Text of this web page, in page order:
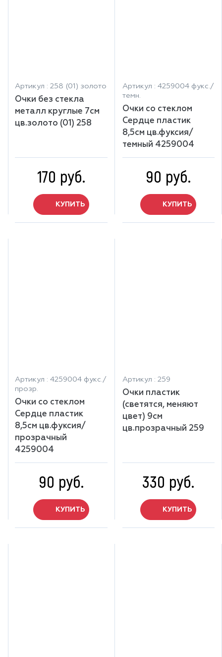
Артикул : 258 (01) золото
Очки без стекла
металл круглые 7см
цв.золото (01) 258
170 руб.
КУПИТЬ
Артикул : 4259004 фукс./
темн.
Очки со стеклом
Сердце пластик
8,5см цв.фуксия/
темный 4259004
90 руб.
КУПИТЬ
Артикул : 4259004 фукс./
прозр.
Очки со стеклом
Сердце пластик
8,5см цв.фуксия/
прозрачный
4259004
90 руб.
КУПИТЬ
Артикул : 259
Очки пластик
(светятся, меняют
цвет) 9см
цв.прозрачный 259
330 руб.
КУПИТЬ